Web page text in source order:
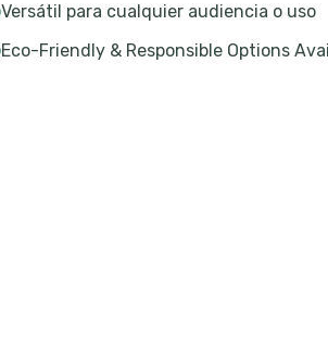
Versátil para cualquier audiencia o uso
Eco-Friendly & Responsible Options